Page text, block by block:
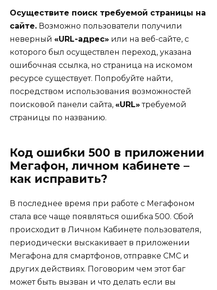
Осуществите поиск требуемой страницы на
сайте. Возможно пользователи получили
неверный «URL-адрес» или на веб-сайте, с
которого был осуществлен переход, указана
ошибочная ссылка, но страница на искомом
ресурсе существует. Попробуйте найти,
посредством использования возможностей
поисковой панели сайта, «URL»требуемой
страницы по названию.
Код ошибки 500 в приложении
Мегафон, личном кабинете –
как исправить?
В последнее время при работе с Мегафоном
стала все чаще появляться ошибка 500. Сбой
происходит в Личном Кабинете пользователя,
периодически выскакивает в приложении
Мегафона для смартфонов, отправке СМС и
других действиях. Поговорим чем этот баг
может быть вызван и что делать если вы